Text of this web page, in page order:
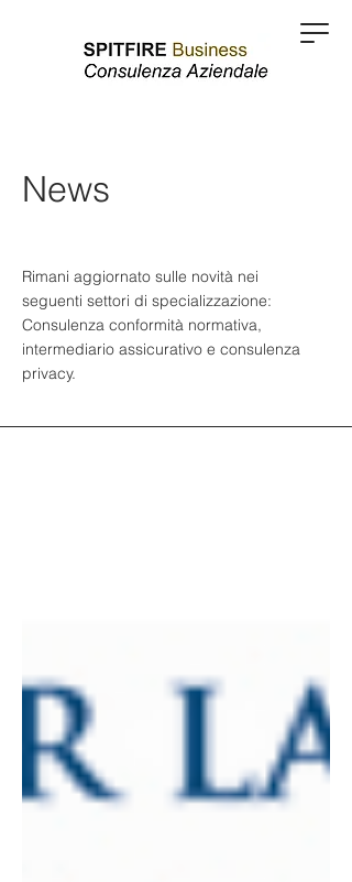
News
Rimani aggiornato sulle novità nei
seguenti settori di specializzazione:
Consulenza conformità normativa,
intermediario assicurativo e consulenza
privacy.